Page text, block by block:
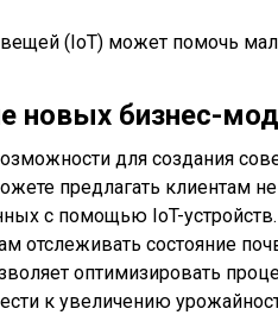
новых бизнес-
для создания
предлагать клиентам
с помощью IoT-
отслеживать состояние
оптимизировать
к увеличению